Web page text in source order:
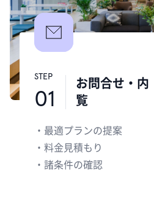
STEP
01
お問合せ・内
覧
・ 最適プランの提案
・ 料金見積もり
・ 諸条件の確認